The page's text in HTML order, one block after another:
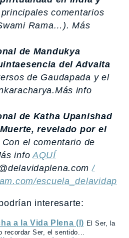
comentarios
Rama…). Más
de Mandukya
del Advaita
de Gaudapada y el
info
de Katha Upanishad
revelado por el
Con el comentario de
infoAQUÍ
/
interesarte:
a la Vida Plena (I) El Ser, la
Ser, el sentido...